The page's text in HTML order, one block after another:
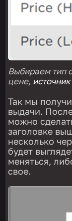
Выбираем тип
цене, источник
Так мы
выдачи.
можно
заголовке
несколько
будет
меняться,
свое.